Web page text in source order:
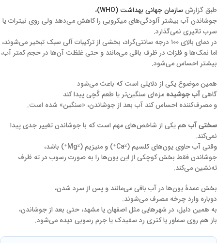
طبق گزارش سازمان جهانی بهداشت (WHO)
،
جوشاندن آب بیشتر آلودگی‌های میکروبی را کاهش می‌دهد ولی روی نیترات یا
سرب تاثیری نمی‌گذارد.
در دمای بالای ۱۰۰ درجه سانتی‌گراد، بخشی از ترکیبات آلی سبک تبخیر می‌شوند،
اما نمک‌ها و فلزات در ظرف باقی می‌مانند و حتی غلظت آن‌ها در حجم کمتر آب،
بیشتر احساس می‌شود.
همین موضوع یکی از دلایلی است که باعث می‌شود
گاهیآب جوشیده مزه‌ای سنگین‌تر یا طعم گَچی پیدا کند
و مصرف‌کننده احساس کند آب بعد از جوشاندن، «سنگین» شده است.
سختی آب هم یکی از شاخص‌های مهم است که با جوشاندن تغییر جدی پیدا
نمی‌کند.
وقتی آب حاوی یون‌های کلسیم (Ca²⁺) و منیزیم (Mg²⁺) باشد،
جوشاندن فقط بخش کوچکی از این یون‌ها را به صورت رسوب در ته ظرف
ته‌نشین می‌کند.
بخش عمدهٔ یون‌ها در آب باقی می‌مانند و پس از سرد شدن،
دوباره وارد چرخه مصرف می‌شوند.
به همین دلیل، در شهرهایی مثل اصفهان یا مشهد، حتی بعد از جوشاندن،
باز هم روی سماور یا کتری رد سفیدک یا جرم رسوبی دیده می‌شود.